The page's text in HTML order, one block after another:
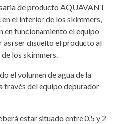
de producto AQUAVANT
el interior de los skimmers,
en funcionamiento el equipo
ser disuelto el producto al
los skimmers.
el volumen de agua de la
través del equipo depurador
estar situado entre 0,5 y 2